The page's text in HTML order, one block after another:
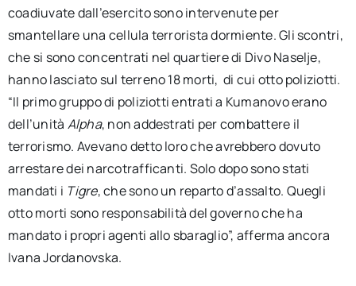
coadiuvate dall’esercito sono intervenute per
smantellare una cellula terrorista dormiente. Gli scontri,
che si sono concentrati nel quartiere di Divo Naselje,
hanno lasciato sul terreno 18 morti, di cui otto poliziotti.
“Il primo gruppo di poliziotti entrati a Kumanovo erano
dell’unità Alpha, non addestrati per combattere il
terrorismo. Avevano detto loro che avrebbero dovuto
arrestare dei narcotrafficanti. Solo dopo sono stati
mandati i Tigre, che sono un reparto d’assalto. Quegli
otto morti sono responsabilità del governo che ha
mandato i propri agenti allo sbaraglio”, afferma ancora
Ivana Jordanovska.